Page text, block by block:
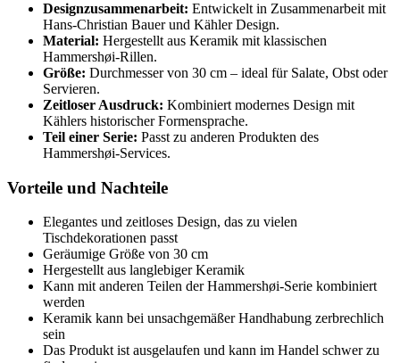
Designzusammenarbeit: Entwickelt in Zusammenarbeit mit
Hans-Christian Bauer und Kähler Design.
Material: Hergestellt aus Keramik mit klassischen
Hammershøi-Rillen.
Größe: Durchmesser von 30 cm – ideal für Salate, Obst oder
Servieren.
Zeitloser Ausdruck: Kombiniert modernes Design mit
Kählers historischer Formensprache.
Teil einer Serie: Passt zu anderen Produkten des
Hammershøi-Services.
Vorteile und Nachteile
Elegantes und zeitloses Design, das zu vielen
Tischdekorationen passt
Geräumige Größe von 30 cm
Hergestellt aus langlebiger Keramik
Kann mit anderen Teilen der Hammershøi-Serie kombiniert
werden
Keramik kann bei unsachgemäßer Handhabung zerbrechlich
sein
Das Produkt ist ausgelaufen und kann im Handel schwer zu